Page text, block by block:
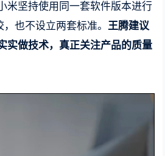
米坚持使用同一套软件版本进行
，也不设立两套标准。王腾建议
实做技术，真正关注产品的质量